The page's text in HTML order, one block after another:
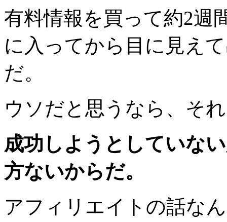
有料情報を買って約2週
に入ってから目に見え
だ。
ウソだと思うなら、そ
成功しようとしていな
方ないからだ。
アフィリエイトの話な